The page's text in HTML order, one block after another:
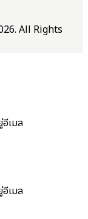
All Rights
เมล
เมล